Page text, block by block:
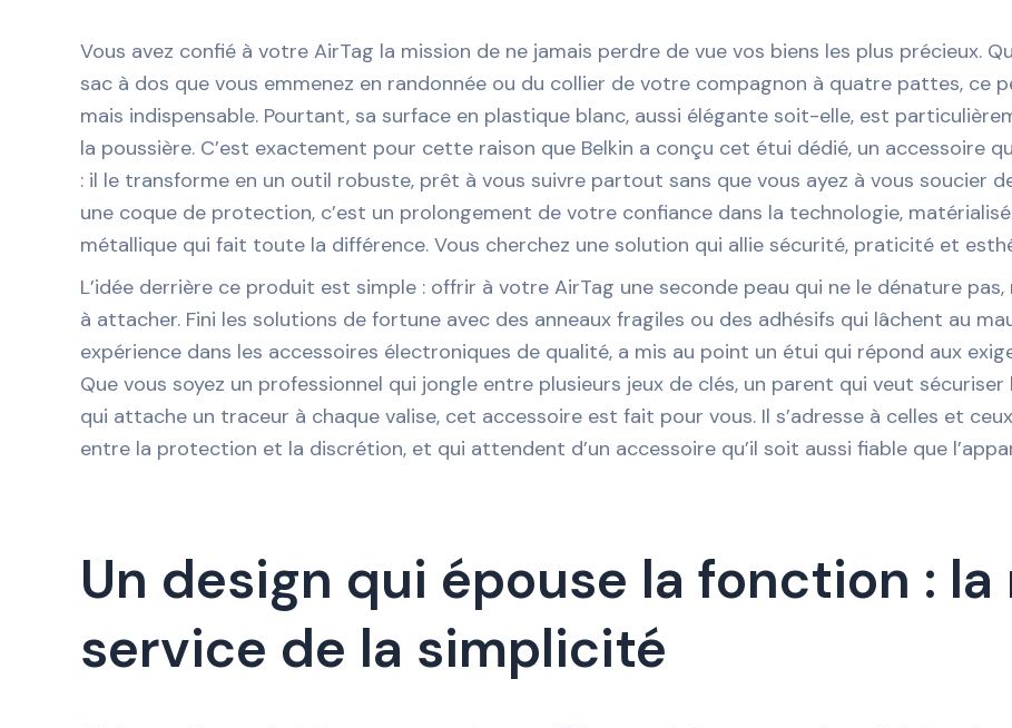
Vous avez confié à votre AirTag la mission de ne jamais perdre de vue vos biens les plus précieux.
sac à dos que vous emmenez en randonnée ou du collier de votre compagnon à quatre pattes, ce
mais indispensable. Pourtant, sa surface en plastique blanc, aussi élégante soit-elle, est
la poussière. C’est exactement pour cette raison que Belkin a conçu cet étui dédié, un accessoire
: il le transforme en un outil robuste, prêt à vous suivre partout sans que vous ayez à vous soucier
une coque de protection, c’est un prolongement de votre confiance dans la technologie,
métallique qui fait toute la différence. Vous cherchez une solution qui allie sécurité, praticité et
L’idée derrière ce produit est simple : offrir à votre AirTag une seconde peau qui ne le dénature
à attacher. Fini les solutions de fortune avec des anneaux fragiles ou des adhésifs qui lâchent au
expérience dans les accessoires électroniques de qualité, a mis au point un étui qui répond aux
Que vous soyez un professionnel qui jongle entre plusieurs jeux de clés, un parent qui veut
qui attache un traceur à chaque valise, cet accessoire est fait pour vous. Il s’adresse à celles et
entre la protection et la discrétion, et qui attendent d’un accessoire qu’il soit aussi fiable que
Un design qui épouse la fonction :
service de la simplicité